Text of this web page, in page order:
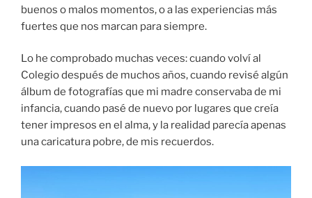
buenos o malos momentos, o a las experiencias más
fuertes que nos marcan para siempre.
Lo he comprobado muchas veces: cuando volví al
Colegio después de muchos años, cuando revisé algún
álbum de fotografías que mi madre conservaba de mi
infancia, cuando pasé de nuevo por lugares que creía
tener impresos en el alma, y la realidad parecía apenas
una caricatura pobre, de mis recuerdos.